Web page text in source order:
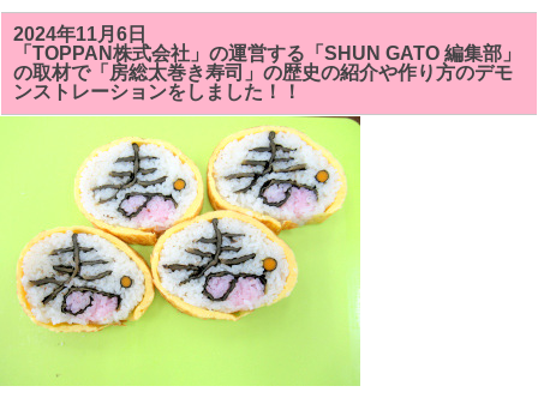
市
「イ
チ
推
し
イ
ベ
は
郷
土
料
理
「房
2024年11月6日
「TOPPAN株式会社」の運営する「SHUN GATO 編集部」
の取材で「房総太巻き寿司」の歴史の紹介や作り方のデモ
ンストレーションをしました！！